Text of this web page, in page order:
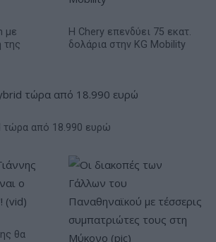
με
της
Η Chery επενδύει 75 εκατ.
δολάρια στην KG Mobility
τώρα από 18.990 ευρώ
θα